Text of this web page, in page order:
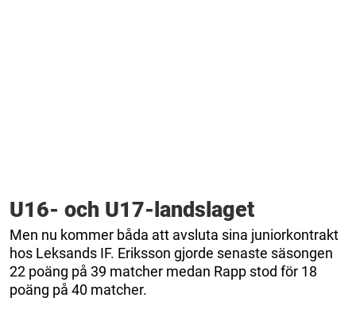
U16- och U17-landslaget
Men nu kommer båda att avsluta sina juniorkontrakt
hos Leksands IF. Eriksson gjorde senaste säsongen
22 poäng på 39 matcher medan Rapp stod för 18
poäng på 40 matcher.